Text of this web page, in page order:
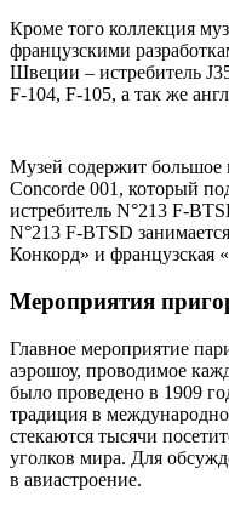
Кроме того коллекция
французскими
Швеции – истребитель
F-104, F-105, а так же
Музей содержит большое
Concorde 001, который
истребитель N°213 F-
N°213 F-BTSD
Конкорд» и французская
Мероприятия
Главное мероприятие
аэрошоу, проводимое
было проведено в 1909
традиция в
стекаются тысячи
уголков мира. Для
в авиастроение.